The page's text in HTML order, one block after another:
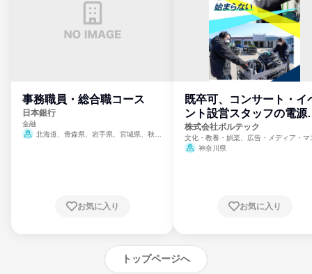
事務職員・総合職コース
日本銀行
金融
北海道、青森県、岩手県、宮城県、秋田
崎県、熊本県、大分県、宮崎県、鹿児島県、
お気に入り
既卒可、コンサート・イ
ント設営スタッフの電源
門
株式会社ボルテック
文化・教養・娯楽、広告・メディア・マ
ミ、電力・ガス・水道・エネルギー
神奈川県
お気に入り
トップページへ